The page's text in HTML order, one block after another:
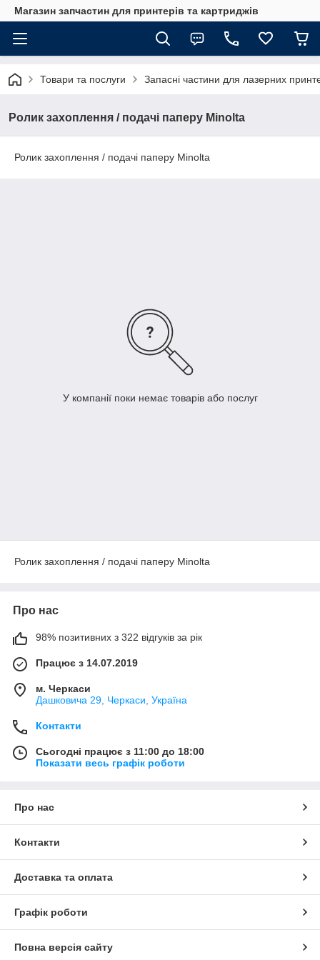
Магазин запчастин для принтерів та картриджів
Товари та послуги Запасні частини для лазерних
Ролик захоплення / подачі паперу Minolta
Ролик захоплення / подачі паперу Minolta
У компанії поки немає товарів або послуг
Ролик захоплення / подачі паперу Minolta
Про нас
98% позитивних з 322 відгуків за рік
Працює з 14.07.2019
м. Черкаси
Дашковича 29, Черкаси, Україна
Контакти
Сьогодні працює з 11:00 до 18:00
Показати весь графік роботи
Про нас
Контакти
Доставка та оплата
Графік роботи
Повна версія сайту